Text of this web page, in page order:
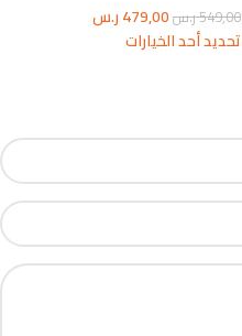
549,00ر.س479,00ر.س
تحديد أحد الخيارات